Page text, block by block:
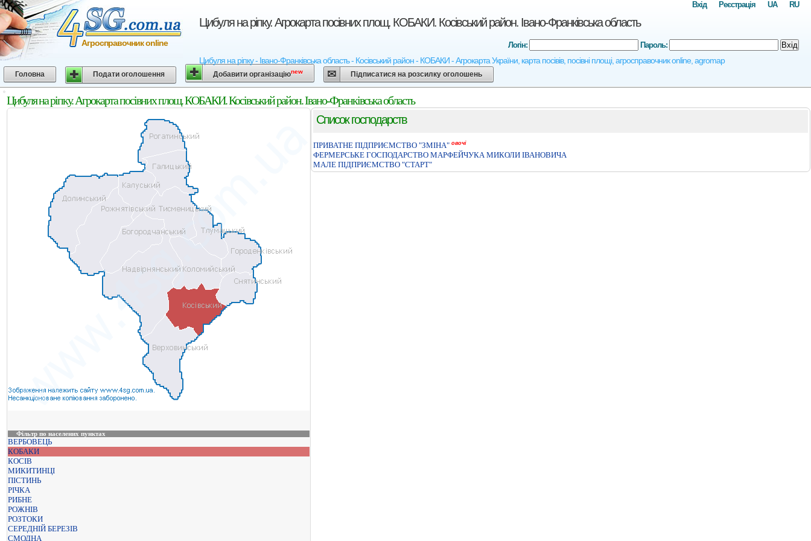
Цибуля на ріпку. Агрокарта посівних площ. КОБАКИ. Косівський район. Івано-Франківська область
Цибуля на ріпку - Івано-Франківська область - Косівський район - КОБАКИ - Агрокарта України, карта посівів, посівні площі, агросправочник online, agromap
Агросправочник online
RU
UA
Реєстрація
Вхід
Логін: Пароль: Вхід
Головна Подати оголошення Добавити організаціюnew Підписатися на розсилку оголошень
Цибуля на ріпку. Агрокарта посівних площ. КОБАКИ. Косівський район. Івано-Франківська область
Фільтр по населених пунктах
ВЕРБОВЕЦЬ
КОБАКИ
КОСІВ
МИКИТИНЦІ
ПІСТИНЬ
РІЧКА
РИБНЕ
РОЖНІВ
РОЗТОКИ
СЕРЕДНІЙ БЕРЕЗІВ
СМОДНА
Список господарств
ПРИВАТНЕ ПІДПРИЄМСТВО "ЗМІНА" овочі
ФЕРМЕРСЬКЕ ГОСПОДАРСТВО МАРФЕЙЧУКА МИКОЛИ IВАНОВИЧА
МАЛЕ ПІДПРИЄМСТВО "СТАРТ"